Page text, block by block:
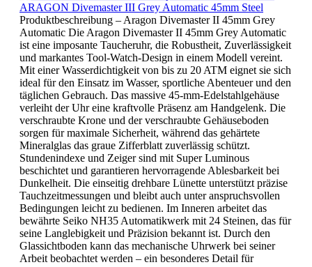
ARAGON Divemaster III Grey Automatic 45mm Steel
Produktbeschreibung – Aragon Divemaster II 45mm Grey
Automatic Die Aragon Divemaster II 45mm Grey Automatic
ist eine imposante Taucheruhr, die Robustheit, Zuverlässigkeit
und markantes Tool-Watch-Design in einem Modell vereint.
Mit einer Wasserdichtigkeit von bis zu 20 ATM eignet sie sich
ideal für den Einsatz im Wasser, sportliche Abenteuer und den
täglichen Gebrauch. Das massive 45-mm-Edelstahlgehäuse
verleiht der Uhr eine kraftvolle Präsenz am Handgelenk. Die
verschraubte Krone und der verschraubte Gehäuseboden
sorgen für maximale Sicherheit, während das gehärtete
Mineralglas das graue Zifferblatt zuverlässig schützt.
Stundenindexe und Zeiger sind mit Super Luminous
beschichtet und garantieren hervorragende Ablesbarkeit bei
Dunkelheit. Die einseitig drehbare Lünette unterstützt präzise
Tauchzeitmessungen und bleibt auch unter anspruchsvollen
Bedingungen leicht zu bedienen. Im Inneren arbeitet das
bewährte Seiko NH35 Automatikwerk mit 24 Steinen, das für
seine Langlebigkeit und Präzision bekannt ist. Durch den
Glassichtboden kann das mechanische Uhrwerk bei seiner
Arbeit beobachtet werden – ein besonderes Detail für